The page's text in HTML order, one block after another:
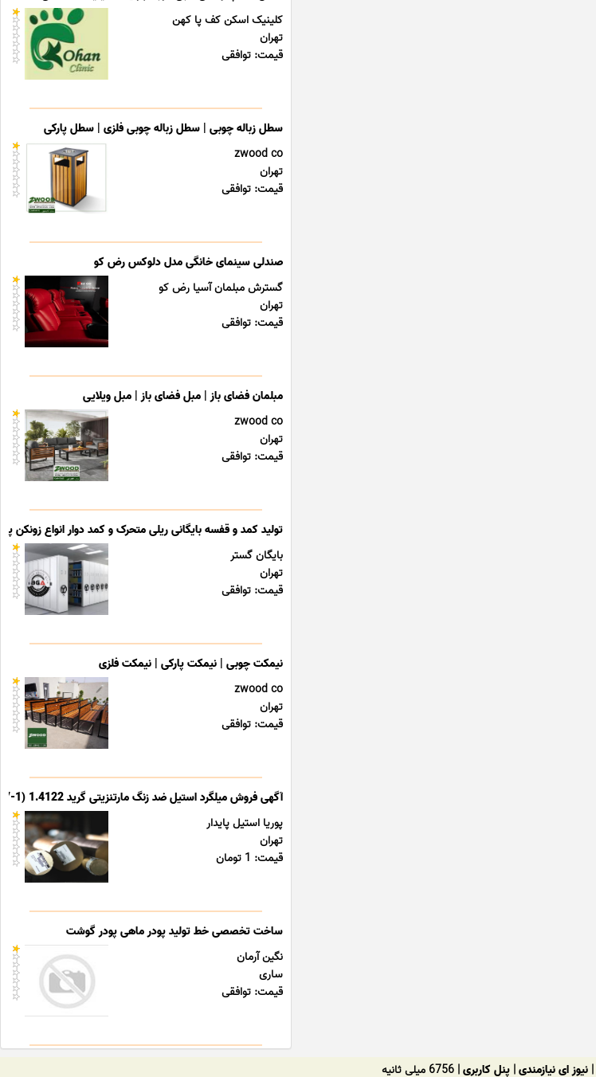
کلینیک اسکن کف پا کهن
تهران
قیمت: توافقی
سطل زباله چوبی | سطل زباله چوبی فلزی | سطل پارکی
zwood co
تهران
قیمت: توافقی
صندلی سینمای خانگی مدل دلوکس رض کو
گسترش مبلمان آسیا رض کو
تهران
قیمت: توافقی
مبلمان فضای باز | مبل فضای باز | مبل ویلایی
zwood co
تهران
قیمت: توافقی
تولید کمد و قفسه بایگانی ریلی متحرک و کمد دوار انواع زونکن
بایگان گستر
تهران
قیمت: توافقی
نیمکت چوبی | نیمکت پارکی | نیمکت فلزی
zwood co
تهران
قیمت: توافقی
آگهی فروش میلگرد استیل ضد زنگ مارتنزیتی گرید 1.4122 (X39CrMo17-1)
پوریا استیل پایدار
تهران
قیمت: 1 تومان
ساخت تخصصی خط تولید پودر ماهی پودر گوشت
نگین آرمان
ساری
قیمت: توافقی
|نیوز ای نیازمندی|پنل کاربری| 6756 میلی ثانیه